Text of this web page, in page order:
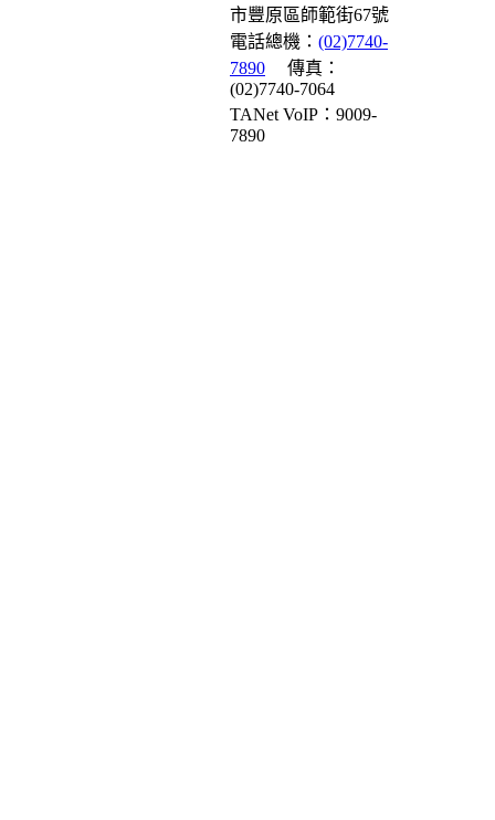
市豐原區師範街67號
電話總機： (02)7740-
7890
傳真：
(02)7740-7064
TANet VoIP：9009-
7890